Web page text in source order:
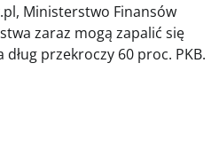
Ministerstwo Finansów
zaraz mogą zapalić się
przekroczy 60 proc. PKB.